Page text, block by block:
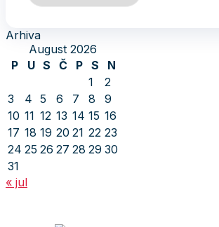
Arhiva
August 2026
P
U S Č P S
N
1
2
3
4 5 6 7 8
9
10 11 12 13 14 15 16
17 18 19 20 21 22 23
24 25 26 27 28 29 30
31
« jul